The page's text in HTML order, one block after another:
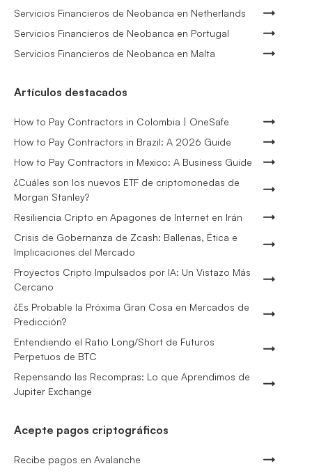
Servicios Financieros de Neobanca en Netherlands
Servicios Financieros de Neobanca en Portugal
Servicios Financieros de Neobanca en Malta
Artículos destacados
How to Pay Contractors in Colombia | OneSafe
How to Pay Contractors in Brazil: A 2026 Guide
How to Pay Contractors in Mexico: A Business Guide
¿Cuáles son los nuevos ETF de criptomonedas de
Morgan Stanley?
Resiliencia Cripto en Apagones de Internet en Irán
Crisis de Gobernanza de Zcash: Ballenas, Ética e
Implicaciones del Mercado
Proyectos Cripto Impulsados por IA: Un Vistazo Más
Cercano
¿Es Probable la Próxima Gran Cosa en Mercados de
Predicción?
Entendiendo el Ratio Long/Short de Futuros
Perpetuos de BTC
Repensando las Recompras: Lo que Aprendimos de
Jupiter Exchange
Acepte pagos criptográficos
Recibe pagos en Avalanche